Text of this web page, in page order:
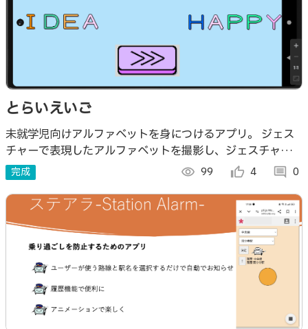
とらいえいご
未就学児向けアルファベットを身につけるアプリ。 ジェス
チャーで表現したアルファベットを撮影し、ジェスチャーか
ら何のアルファベットかを当てるようにもしているため、周
囲の子どもとも一緒に遊ぶことができる。
完成 visibility 99 thumb_up_alt 4 comment 0